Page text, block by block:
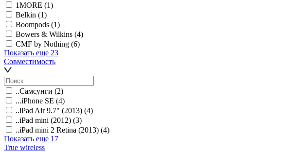
1MORE (1)
Belkin (1)
Boompods (1)
Bowers & Wilkins (4)
CMF by Nothing (6)
Показать еще 23
Совместимость
..Самсунги (2)
...iPhone SE (4)
..iPad Air 9.7" (2013) (4)
..iPad mini (2012) (3)
..iPad mini 2 Retina (2013) (4)
Показать еще 17
True wireless